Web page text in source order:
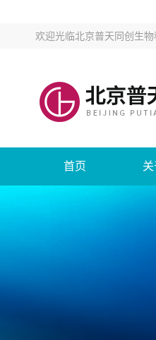
欢迎光临北京普天同创生
首页 关